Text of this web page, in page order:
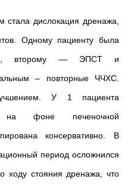
дислокация дренажа,
Одному пациенту была
второму — ЭПСТ и
– повторные ЧЧХС.
У 1 пациента
на фоне печеночной
консервативно. В
период осложнился
ходу стояния дренажа, что